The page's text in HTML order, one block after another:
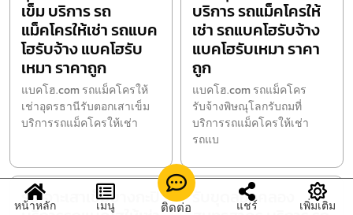
เข็ม บริการ รถ
แม็คโครให้เช่า รถแบค
โฮรับจ้าง แบคโฮรับ
เหมา ราคาถูก
แบคโฮ.com รถแม็คโครให้
เช่าอุดรธานีรับตอกเสาเข็ม
บริการรถแม็คโครให้เช่า
บริการ รถแม็คโครให้
เช่า รถแบคโฮรับจ้าง
แบคโฮรับเหมา ราคา
ถูก
แบคโฮ.com รถแม็คโคร
รับจ้างพิษณุโลกรับถมที่
บริการรถแม็คโครให้เช่า
รถแบ
รับเจาะเสาเข็มบางกะปิ
รับขุดลอกคลอง
หน้าหลัก เมนู ติดต่อ แชร์ เพิ่มเติม